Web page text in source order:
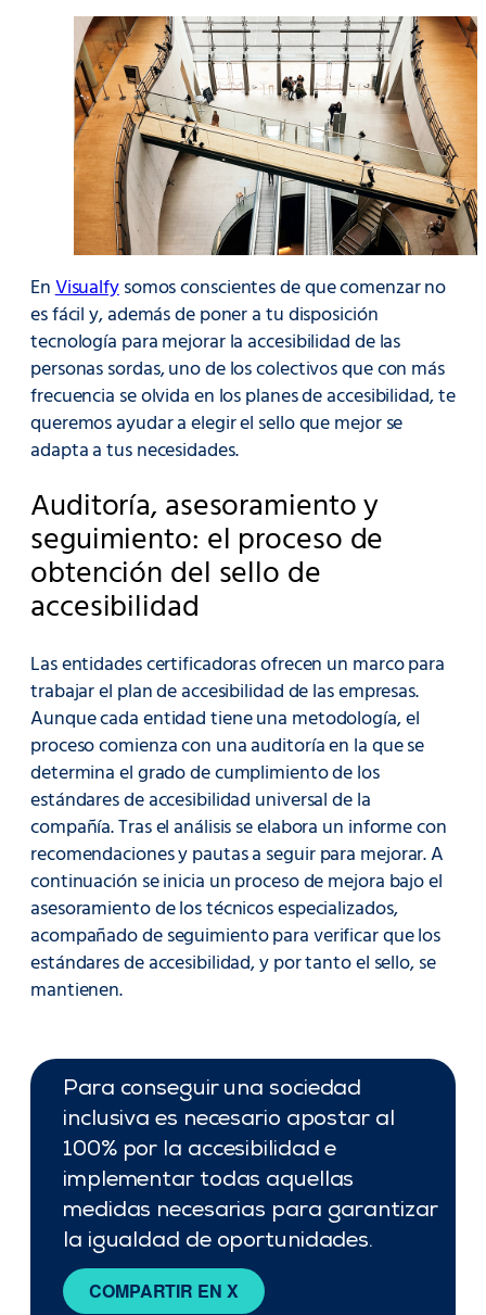
EnVisualfysomos conscientes de que comenzar no
es fácil y, además de poner a tu disposición
tecnología para mejorar la accesibilidad de las
personas sordas, uno de los colectivos que con más
frecuencia se olvida en los planes de accesibilidad, te
queremos ayudar a elegir el sello que mejor se
adapta a tus necesidades.
Auditoría, asesoramiento y
seguimiento: el proceso de
obtención del sello de
accesibilidad
Las entidades certificadoras ofrecen un marco para
trabajar el plan de accesibilidad de las empresas.
Aunque cada entidad tiene una metodología, el
proceso comienza con una auditoría en la que se
determina el grado de cumplimiento de los
estándares de accesibilidad universal de la
compañía. Tras el análisis se elabora un informe con
recomendaciones y pautas a seguir para mejorar. A
continuación se inicia un proceso de mejora bajo el
asesoramiento de los técnicos especializados,
acompañado de seguimiento para verificar que los
estándares de accesibilidad, y por tanto el sello, se
mantienen.
Para conseguir una sociedad
inclusiva es necesario apostar al
100% por la accesibilidad e
implementar todas aquellas
medidas necesarias para garantizar
la igualdad de oportunidades.
COMPARTIR EN X